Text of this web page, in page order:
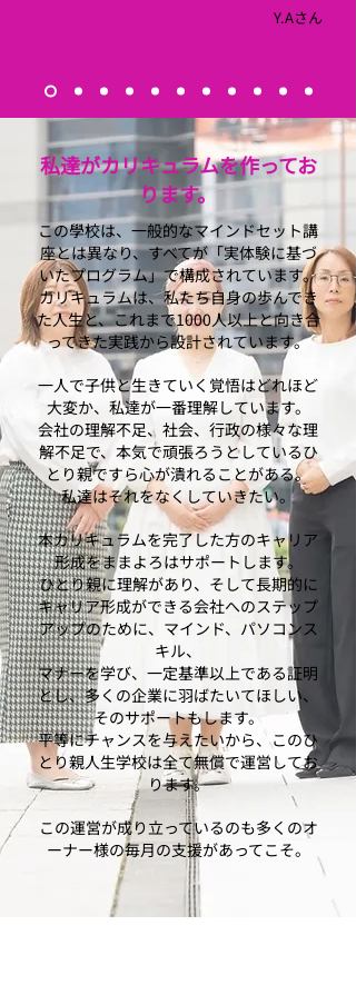
​Y.Aさん
私達がカリキュラムを作ってお
ります。
この學校は、一般的なマインドセット講
座とは異なり、すべてが「実体験に基づ
いたプログラム」で構成されています。
カリキュラムは、私たち自身の歩んでき
た人生と、これまで1000人以上と向き合
ってきた実践から設計されています。
一人で子供と生きていく覚悟はどれほど
大変か、私達が一番理解しています。
会社の理解不足、社会、行政の様々な理
解不足で、本気で頑張ろうとしているひ
とり親ですら心が潰れることがある。
私達はそれをなくしていきたい。
本カリキュラムを完了した方のキャリア
形成をままよろはサポートします。
ひとり親に理解があり、そして長期的に
キャリア形成ができる会社へのステップ
アップのために、マインド、パソコンス
キル、
マナーを学び、一定基準以上である証明
とし、多くの企業に羽ばたいてほしい、
そのサポートもします。
平等にチャンスを与えたいから、このひ
とり親人生学校は全て無償で運営してお
ります。
この運営が成り立っているのも多くのオ
ーナー様の毎月の支援があってこそ。